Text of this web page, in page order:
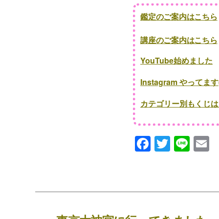
鑑定のご案内はこちら
講座のご案内はこちら
YouTube始めました
Instagram やってま
カテゴリー別もくじ
F
a
e
T
wi
er
Li
n